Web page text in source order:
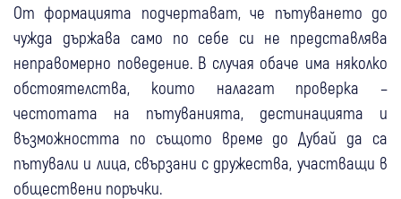
От формацията подчертават, че пътуването до
чужда държава само по себе си не представлява
неправомерно поведение. В случая обаче има няколко
обстоятелства, които налагат проверка –
честотата на пътуванията, дестинацията и
възможността по същото време до Дубай да са
пътували и лица, свързани с дружества, участващи в
обществени поръчки.